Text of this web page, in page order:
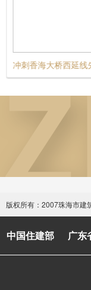
版权所有：2007珠海市建
中国住建部 广东